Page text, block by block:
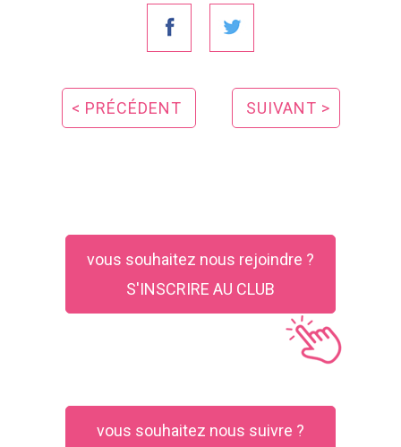
< PRÉCÉDENT SUIVANT >
vous souhaitez nous rejoindre ?
S'INSCRIRE AU CLUB
vous souhaitez nous suivre ?